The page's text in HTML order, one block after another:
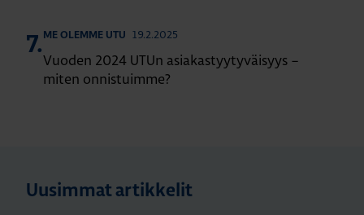
7. ME OLEMME UTU 19.2.2025
Vuoden 2024 UTUn asiakastyytyväisyys –
miten onnistuimme?
Uusimmat artikkelit